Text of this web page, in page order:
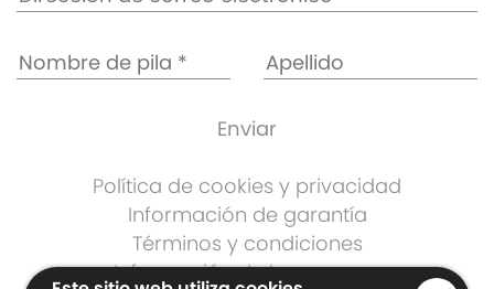
Política de cookies y privacidad
Información de garantía
Términos y condiciones
Información de la empresa